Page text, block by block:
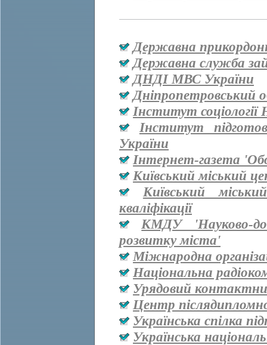
Державна
Державна служба
ДНДІ МВС України
Дніпропетровський
Інститут
Інститут
України
Інтернет-газета
Київський міський
Київський
кваліфікації
КМДУ 'Науково-
розвитку міста'
Міжнародна
Національна
Урядовий
Центр
Українська спілка
Українська